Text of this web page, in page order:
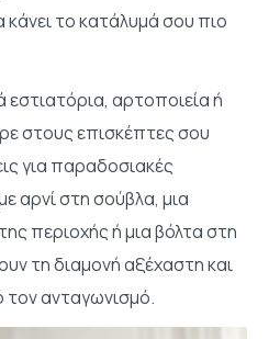
το κατάλυμά σου πιο
αρτοποιεία ή
στους επισκέπτες σου
για παραδοσιακές
αρνί στη σούβλα, μια
περιοχής ή μια βόλτα στη
τη διαμονή αξέχαστη και
ανταγωνισμό.